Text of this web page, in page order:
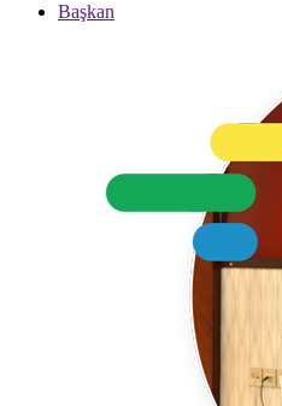
Başkan